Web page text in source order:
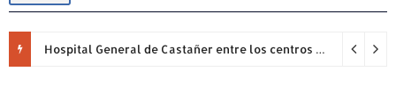
Hospital General de Castañer entre los centros de salud comunitarios con mejor desempeño clínico de Estados Unidos